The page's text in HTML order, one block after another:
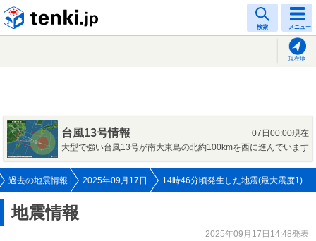
検索 メニュー
現在地
台風13号情報
07日00:00現在
大型で強い台風13号が南大東島の北約100kmを西に進んでいます
過去の地震情報 2025年09月17日 14時46分頃発生した地震(最大震度1)
地震情報
2025年09月17日14:48発表